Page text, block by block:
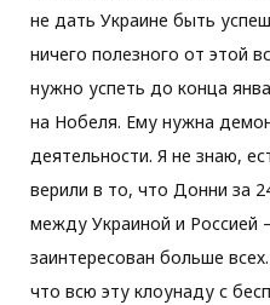
не дать Украине быть
ничего полезного от этой
нужно успеть до конца
на Нобеля. Ему нужна
деятельности. Я не знаю,
верили в то, что Донни за
между Украиной и
заинтересован больше
что всю эту клоунаду с